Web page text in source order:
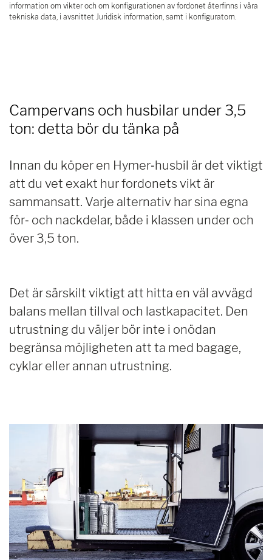
information om vikter och om konfigurationen av fordonet återfinns i våra
tekniska data, i avsnittet Juridisk information, samt i konfiguratorn.
Campervans och husbilar under 3,5
ton: detta bör du tänka på
Innan du köper en Hymer‑husbil är det viktigt
att du vet exakt hur fordonets vikt är
sammansatt. Varje alternativ har sina egna
för‑ och nackdelar, både i klassen under och
över 3,5 ton.
Det är särskilt viktigt att hitta en väl avvägd
balans mellan tillval och lastkapacitet. Den
utrustning du väljer bör inte i onödan
begränsa möjligheten att ta med bagage,
cyklar eller annan utrustning.